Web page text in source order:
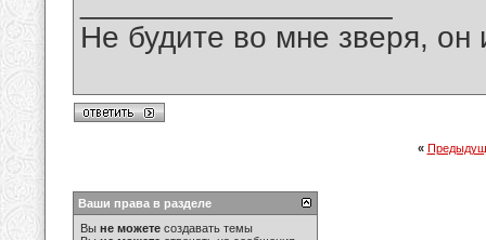
Не будите во мне зверя, он
«
Ваши права в разделе
Вы не можете создавать темы